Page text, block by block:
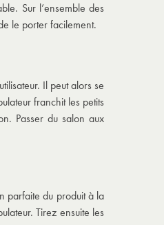
Sur l’ensemble des
le porter facilement.
Il peut alors se
franchit les petits
Passer du salon aux
parfaite du produit à la
Tirez ensuite les